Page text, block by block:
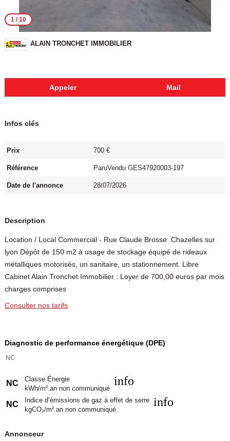
1/ 10
ALAIN TRONCHET IMMOBILIER
Appeler Mail
Infos clés
Prix 700 €
Référence ParuVendu GES47920003-197
Date de l'annonce 28/07/2026
Description
Location / Local Commercial - Rue Claude Brosse .Chazelles sur
lyon Dépôt de 150 m2 à usage de stockage équipé de rideaux
métalliques motorisés, un sanitaire, un stationnement. Libre
Cabinet Alain Tronchet Immobilier : Loyer de 700,00 euros par mois
charges comprises
Consulter nos tarifs
Diagnostic de performance énergétique (DPE)
NC
NC
Classe Énergie
kWh/m².an non communiqué
info
NC
Indice d’émissions de gaz à effet de serre
kgCO₂/m².an non communiqué
info
Annonceur